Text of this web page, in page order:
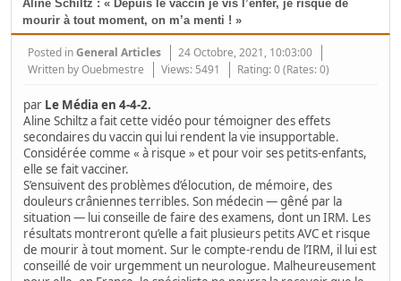
Aline Schiltz : « Depuis le vaccin je vis l’enfer, je risque de
mourir à tout moment, on m’a menti ! »
Posted inGeneral Articles
24 Octobre, 2021, 10:03:00
Written byOuebmestre Views: 5491 Rating: 0 (Rates: 0)
par Le Média en 4-4-2.
Aline Schiltz a fait cette vidéo pour témoigner des effets
secondaires du vaccin qui lui rendent la vie insupportable.
Considérée comme « à risque » et pour voir ses petits-enfants,
elle se fait vacciner.
S’ensuivent des problèmes d’élocution, de mémoire, des
douleurs crâniennes terribles. Son médecin — gêné par la
situation — lui conseille de faire des examens, dont un IRM. Les
résultats montreront qu’elle a fait plusieurs petits AVC et risque
de mourir à tout moment. Sur le compte-rendu de l’IRM, il lui est
conseillé de voir urgemment un neurologue. Malheureusement